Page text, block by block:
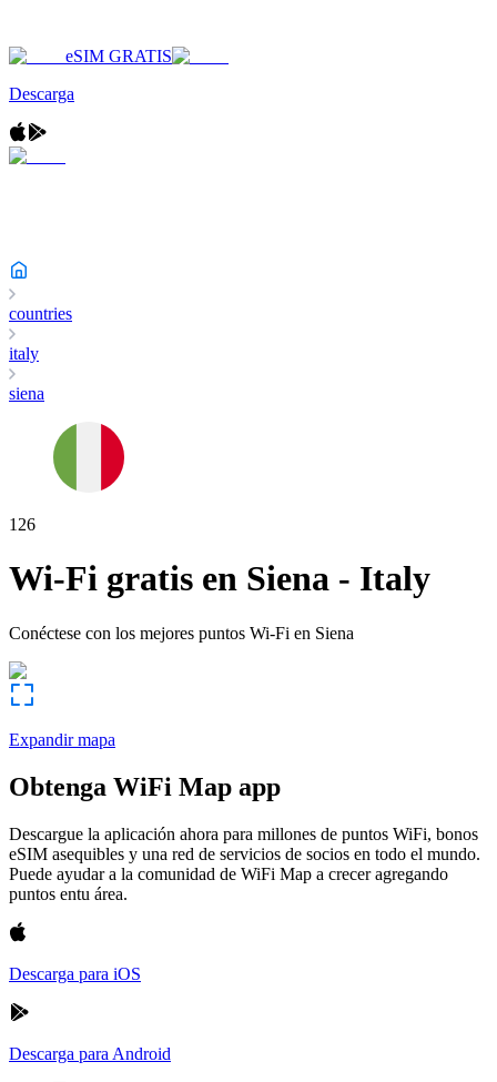
eSIM GRATIS
Descarga
countries
italy
siena
126
Wi-Fi gratis en Siena - Italy
Conéctese con los mejores puntos Wi-Fi en Siena
Expandir mapa
Obtenga WiFi Map app
Descargue la aplicación ahora para millones de puntos WiFi, bonos
eSIM asequibles y una red de servicios de socios en todo el mundo.
Puede ayudar a la comunidad de WiFi Map a crecer agregando
puntos entu área.
Descarga para iOS
Descarga para Android